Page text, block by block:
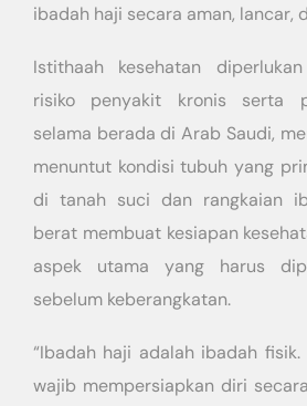
ibadah haji secara aman, lancar,
Istithaah kesehatan
risiko penyakit kronis serta
selama berada di Arab Saudi,
menuntut kondisi tubuh yang
di tanah suci dan rangkaian
berat membuat kesiapan
aspek utama yang harus
sebelum keberangkatan.
“Ibadah haji adalah ibadah
wajib mempersiapkan diri